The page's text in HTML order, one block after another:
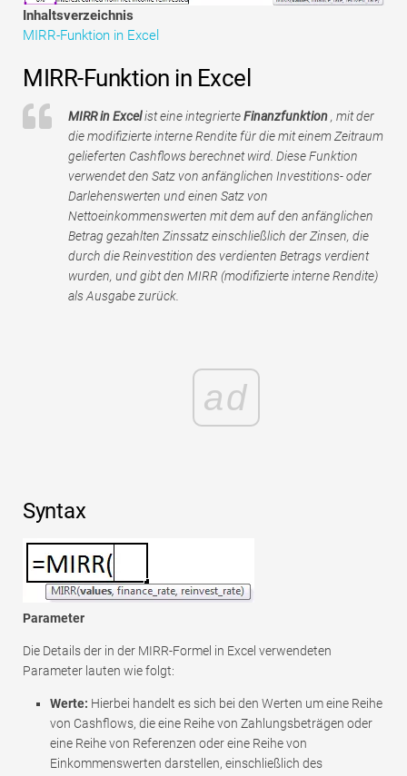
Tutorials zur Finanzmodellierung
Inhaltsverzeichnis
MIRR-Funktion in Excel
MIRR-Funktion in Excel
MIRR in Excelist eine integrierteFinanzfunktion, mit der
die modifizierte interne Rendite für die mit einem Zeitraum
gelieferten Cashflows berechnet wird. Diese Funktion
verwendet den Satz von anfänglichen Investitions- oder
Darlehenswerten und einen Satz von
Nettoeinkommenswerten mit dem auf den anfänglichen
Betrag gezahlten Zinssatz einschließlich der Zinsen, die
durch die Reinvestition des verdienten Betrags verdient
wurden, und gibt den MIRR (modifizierte interne Rendite)
als Ausgabe zurück.
ad
Syntax
Parameter
Die Details der in der MIRR-Formel in Excel verwendeten
Parameter lauten wie folgt:
Werte: Hierbei handelt es sich bei den Werten um eine Reihe
von Cashflows, die eine Reihe von Zahlungsbeträgen oder
eine Reihe von Referenzen oder eine Reihe von
Einkommenswerten darstellen, einschließlich des